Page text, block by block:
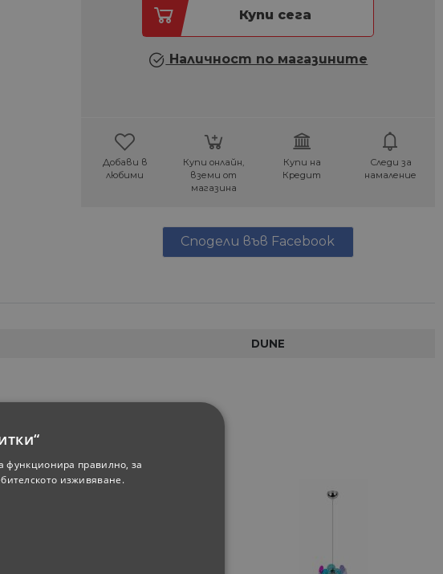
Купи сега
Наличност по магазините
Добави в
любими
Купи онлайн,
вземи от
магазина
Купи на
Кредит
Следи за
намаление
Сподели във Facebook
DUNE
функционира правилно, за
изживяване.